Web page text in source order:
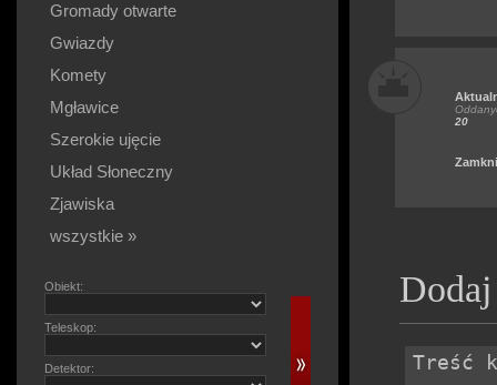
Gromady otwarte
Gwiazdy
Komety
Mgławice
Szerokie ujęcie
Układ Słoneczny
Zjawiska
wszystkie »
Obiekt:
Teleskop:
Detektor:
20